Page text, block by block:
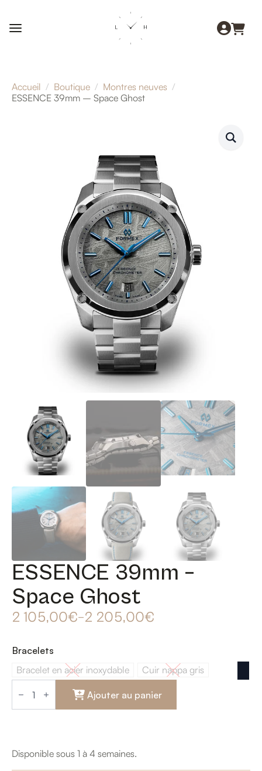
Accueil Boutique
Montres neuves
ESSENCE 39mm – Space Ghost
ESSENCE 39mm –
Space Ghost
2 105,00€–2 205,00€
Bracelets
Bracelet en acier inoxydableBracelet en acier inoxydable
Cuir nappa gris
Cuir nappa gris
quantité
de
39mm
Ajouter au panier
Disponible sous 1 à 4 semaines.